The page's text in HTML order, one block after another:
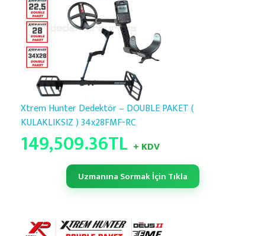
Xtrem Hunter Dedektör – DOUBLE PAKET (
KULAKLIKSIZ ) 34x28FMF-RC
149,509.36TL + KDV
Uzmanına Sormak İçin Tıkla